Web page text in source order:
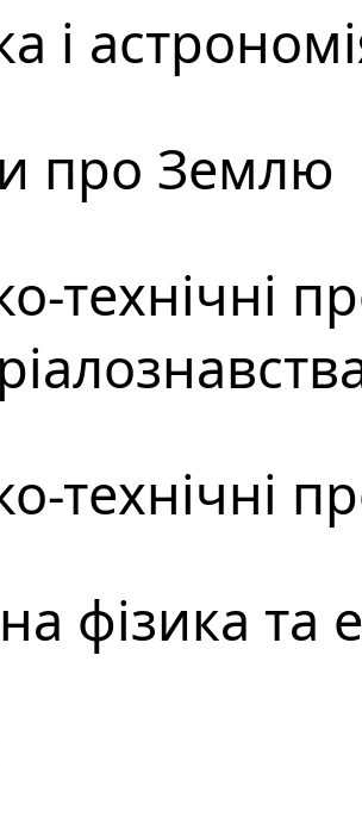
і
про Землю
технічні
технічні
фізика та